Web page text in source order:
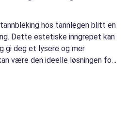
hos tannlegen blitt en
Dette estetiske inngrepet kan
gi deg et lysere og mer
være den ideelle løsningen for